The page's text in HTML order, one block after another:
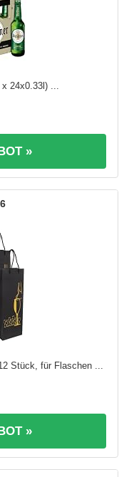
x 24x0.33l) ...
»
6
Stück, für Flaschen ...
»